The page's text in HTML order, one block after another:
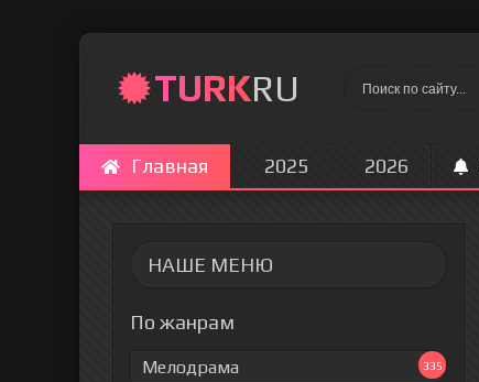
TURKRU
Главная 2025 2026
НАШЕ МЕНЮ
По жанрам
Мелодрама 335